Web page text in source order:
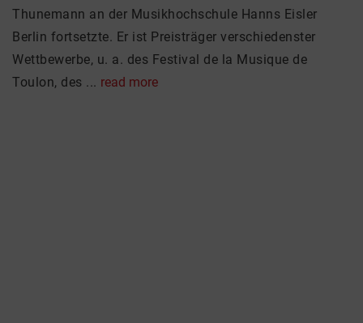
Thunemann an der Musikhochschule Hanns Eisler
Berlin fortsetzte. Er ist Preisträger verschiedenster
Wettbewerbe, u. a. des Festival de la Musique de
Toulon, des ... read more